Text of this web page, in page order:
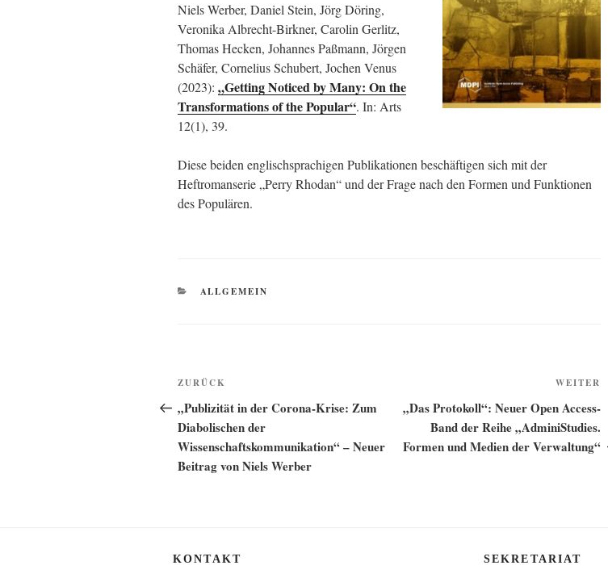
Niels Werber, Daniel Stein, Jörg Döring,
Veronika Albrecht-Birkner, Carolin Gerlitz,
Thomas Hecken, Johannes Paßmann, Jörgen
Schäfer, Cornelius Schubert, Jochen Venus
(2023): „Getting Noticed by Many: On the
Transformations of the Popular“. In: Arts
12(1), 39.
Diese beiden englischsprachigen Publikationen beschäftigen sich mit der
Heftromanserie „Perry Rhodan“ und der Frage nach den Formen und Funktionen
des Populären.
KATEGORIEN
ALLGEMEIN
Beitragsnavigation
Vorheriger
Beitrag
ZURÜCK
„Publizität in der Corona-Krise: Zum
Diabolischen der
Wissenschaftskommunikation“ – Neuer
Beitrag von Niels Werber
WEITER
„Das Protokoll“: Neuer Open Access-
Band der Reihe „AdminiStudies.
Formen und Medien der Verwaltung“
KONTAKT SEKRETARIAT